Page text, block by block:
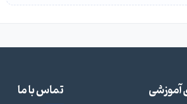
آموزشی تماس با ما